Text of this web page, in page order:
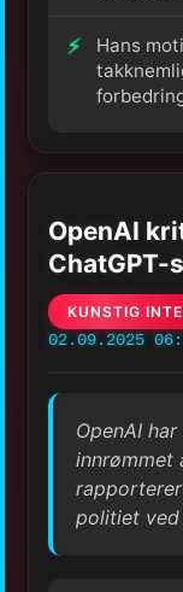
Hans
OpenAI
KUNSTIG
02.09.2025
OpenAI
innrømmet
politiet